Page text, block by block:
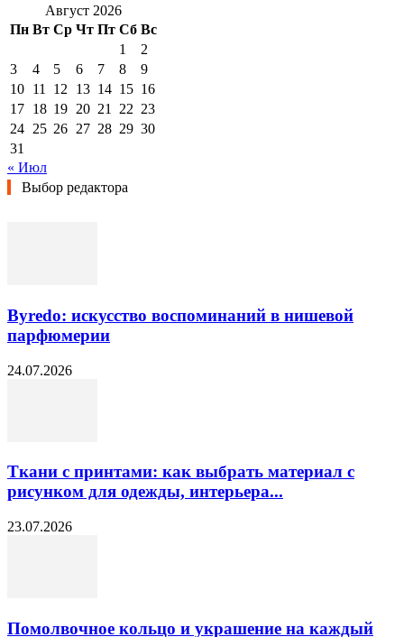
Август 2026
Пн Вт Ср Чт Пт Сб Вс
1
2
3
4 5 6 7 8
9
10 11 12 13 14 15 16
17 18 19 20 21 22 23
24 25 26 27 28 29 30
31
« Июл
Выбор редактора
Byredo: искусство воспоминаний в нишевой
парфюмерии
24.07.2026
Ткани с принтами: как выбрать материал с
рисунком для одежды, интерьера...
23.07.2026
Помолвочное кольцо и украшение на каждый